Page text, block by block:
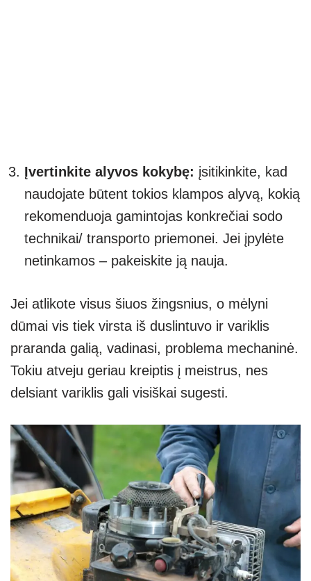
Įvertinkite alyvos kokybę: įsitikinkite, kad
naudojate būtent tokios klampos alyvą, kokią
rekomenduoja gamintojas konkrečiai sodo
technikai/ transporto priemonei. Jei įpylėte
netinkamos – pakeiskite ją nauja.
Jei atlikote visus šiuos žingsnius, o mėlyni
dūmai vis tiek virsta iš duslintuvo ir variklis
praranda galią, vadinasi, problema mechaninė.
Tokiu atveju geriau kreiptis į meistrus, nes
delsiant variklis gali visiškai sugesti.